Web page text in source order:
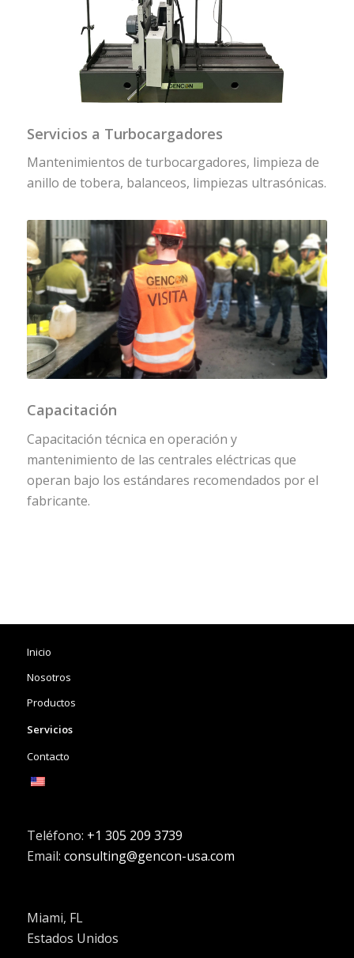
Servicios a Turbocargadores
Mantenimientos de turbocargadores, limpieza de
anillo de tobera, balanceos, limpiezas ultrasónicas.
Capacitación
Capacitación técnica en operación y
mantenimiento de las centrales eléctricas que
operan bajo los estándares recomendados por el
fabricante.
Inicio
Nosotros
Productos
Servicios
Contacto
Teléfono: +1 305 209 3739
Email: consulting@gencon-usa.com
Miami, FL
Estados Unidos